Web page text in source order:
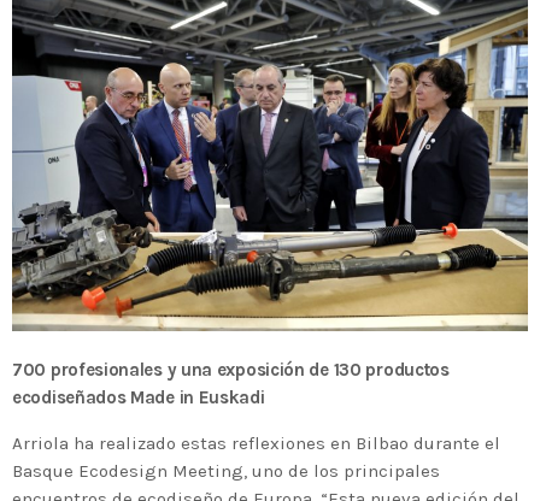
700 profesionales y una exposición de 130 productos
ecodiseñados Made in Euskadi
Arriola ha realizado estas reflexiones en Bilbao durante el
Basque Ecodesign Meeting, uno de los principales